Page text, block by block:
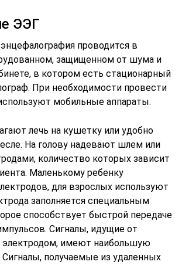
ЭЭГ
проводится в
защищенном от шума и
в котором есть стационарный
При необходимости провести
мобильные аппараты.
лечь на кушетку или удобно
На голову надевают шлем или
количество которых зависит
Маленькому ребенку
для взрослых используют
заполняется специальным
способствует быстрой передаче
Сигналы, идущие от
электродом, имеют наибольшую
Сигналы, получаемые из удаленных